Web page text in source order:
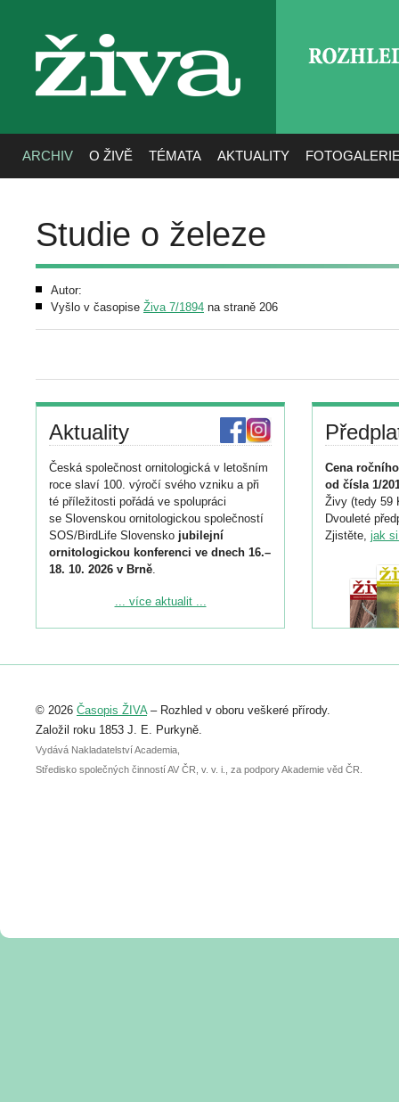
živa
ARCHIV O ŽIVĚ TÉMATA AKTUALITY
Studie o železe
Autor:
Vyšlo v časopise Živa 7/1894 na straně 206
Aktuality
Česká společnost ornitologická v letošním
roce slaví 100. výročí svého vzniku a při
té příležitosti pořádá ve spolupráci
se Slovenskou ornitologickou společností
SOS/BirdLife Slovensko jubilejní
ornitologickou konferenci ve dnech 16.–
18. 10. 2026 v Brně.
Podrobnější informace ke konferenci
Registrovat se můžete do 6. září.
abstraktu přihlášené přednášky nebo
posteru je už 30. června.
... více aktualit ...
Cena
od čísla 1/
Živy (tedy 59
Dvouleté
Zjistěte, jak
© 2026 Časopis ŽIVA– Rozhled v oboru veškeré přírody.
Založil roku 1853 J. E. Purkyně.
Vydává Nakladatelství Academia,
Středisko společných činností AV ČR, v. v. i., za podpory Akademie věd ČR.